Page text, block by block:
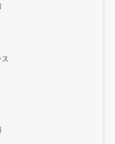
る折込チラシです。
る折込チラシです。